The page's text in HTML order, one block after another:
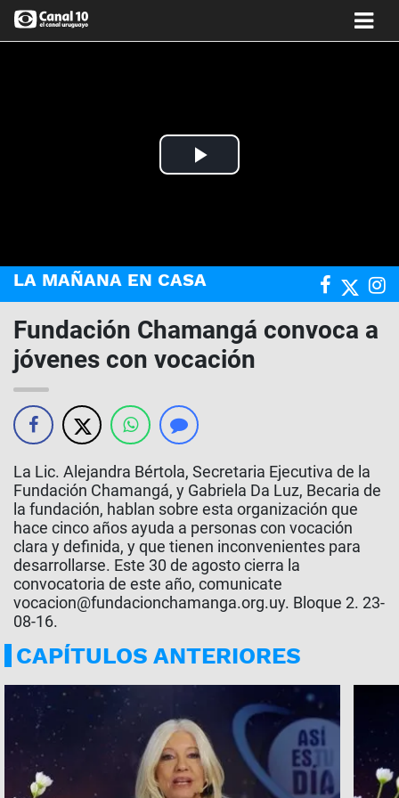
Play
LA MAÑANA EN CASA
Fundación Chamangá convoca a
jóvenes con vocación
La Lic. Alejandra Bértola, Secretaria Ejecutiva de la
Fundación Chamangá, y Gabriela Da Luz, Becaria de
la fundación, hablan sobre esta organización que
hace cinco años ayuda a personas con vocación
clara y definida, y que tienen inconvenientes para
desarrollarse. Este 30 de agosto cierra la
convocatoria de este año, comunicate
vocacion@fundacionchamanga.org.uy. Bloque 2. 23-
08-16.
CAPÍTULOS ANTERIORES